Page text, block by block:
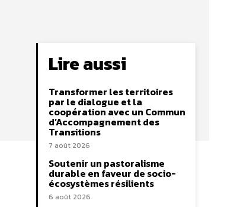
Lire aussi
Transformer les territoires
par le dialogue et la
coopération avec un Commun
d’Accompagnement des
Transitions
7 août 2026
Soutenir un pastoralisme
durable en faveur de socio-
écosystèmes résilients
6 août 2026